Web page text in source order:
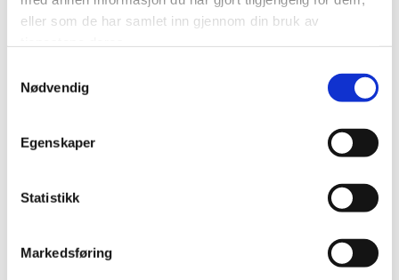
eller som de har samlet inn gjennom din bruk av
Nødvendig
Egenskaper
Statistikk
Markedsføring
Imer Combi
Imer Smart M400